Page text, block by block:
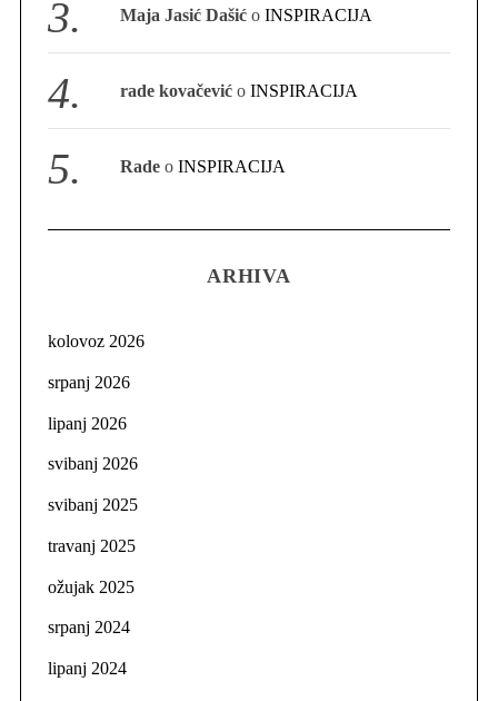
Maja Jasić Dašić oINSPIRACIJA
rade kovačević oINSPIRACIJA
Rade oINSPIRACIJA
ARHIVA
kolovoz 2026
srpanj 2026
lipanj 2026
svibanj 2026
svibanj 2025
travanj 2025
ožujak 2025
srpanj 2024
lipanj 2024